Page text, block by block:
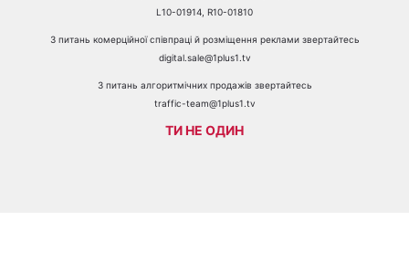
L10-01914, R10-01810
З питань комерційної співпраці й розміщення реклами звертайтесь
digital.sale@1plus1.tv
З питань алгоритмічних продажів звертайтесь
traffic-team@1plus1.tv
ТИ НЕ ОДИН